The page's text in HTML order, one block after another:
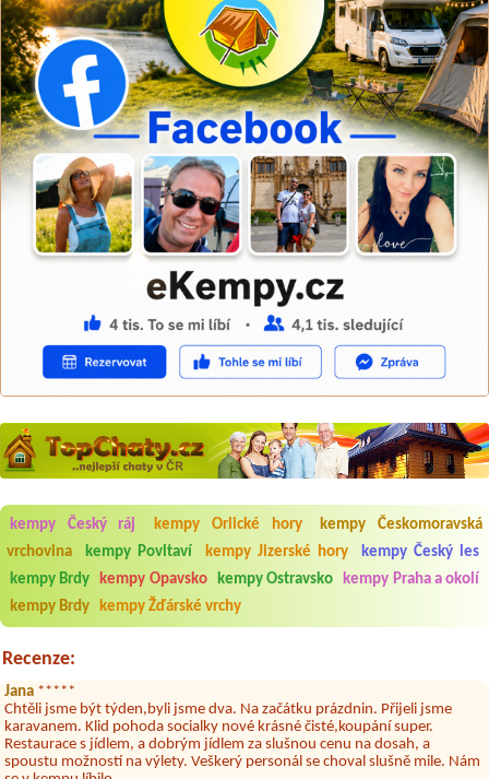
kempy Český ráj kempy Orlické hory
kempy Českomoravská
vrchovina
kempy Povltaví kempy Jizerské hory
kempy Český les
kempy Brdy
kempy Opavsko kempy Ostravsko
kempy Praha a okolí
kempy Brdy
kempy Žďárské vrchy
Recenze:
Aneta Melicharová***
Byli jsme zde v týdnu od 25.7. do 1.8. 2026. Kemp jako takový je pěkný.
V umývárně i na WC bylo vždy čisto, doplněný papír i utěrky, což při
množství návštěvníků není samozřejmost. V kempu je obchod a
restaurace, kebab a další občerstvení. Co nás ale velice zklamalo byl
celodenní hluk z repráků u stanů a absolutní bezohlednost ostatních
ubytovaných. Přes den jsem si připadala jak na pouti- z každého koutu
Jana
*****
Chtěli jsme být týden,byli jsme dva. Na začátku prázdnin. Přijeli jsme
karavanem. Klid pohoda socialky nové krásné čisté,koupání super.
Restaurace s jídlem, a dobrým jídlem za slušnou cenu na dosah, a
spoustu možností na výlety. Veškerý personál se choval slušně mile. Nám
se v kempu líbilo.